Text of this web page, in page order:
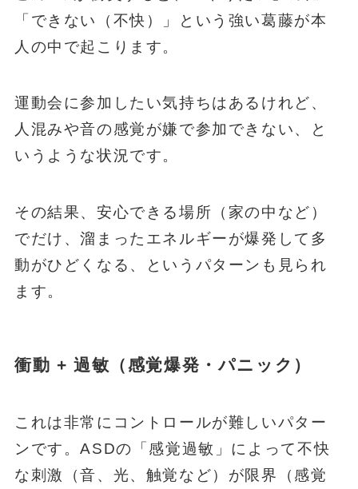
「できない（不快）」という強い葛藤が本
人の中で起こります。
運動会に参加したい気持ちはあるけれど、
人混みや音の感覚が嫌で参加できない、と
いうような状況です。
その結果、安心できる場所（家の中など）
でだけ、溜まったエネルギーが爆発して多
動がひどくなる、というパターンも見られ
ます。
衝動 + 過敏（感覚爆発・パニック）
これは非常にコントロールが難しいパター
ンです。ASDの「感覚過敏」によって不快
な刺激（音、光、触覚など）が限界（感覚